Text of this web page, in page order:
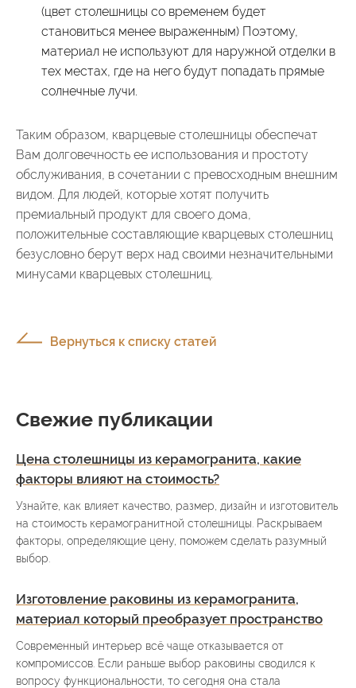
(цвет столешницы со временем будет
становиться менее выраженным) Поэтому,
материал не используют для наружной отделки в
тех местах, где на него будут попадать прямые
солнечные лучи.
Таким образом, кварцевые столешницы обеспечат
Вам долговечность ее использования и простоту
обслуживания, в сочетании с превосходным внешним
видом. Для людей, которые хотят получить
премиальный продукт для своего дома,
положительные составляющие кварцевых столешниц
безусловно берут верх над своими незначительными
минусами кварцевых столешниц.
Вернуться к списку статей
Свежие публикации
Цена столешницы из керамогранита, какие
факторы влияют на стоимость?
Узнайте, как влияет качество, размер, дизайн и изготовитель
на стоимость керамогранитной столешницы. Раскрываем
факторы, определяющие цену, поможем сделать разумный
выбор.
Изготовление раковины из керамогранита,
материал который преобразует пространство
Современный интерьер всё чаще отказывается от
компромиссов. Если раньше выбор раковины сводился к
вопросу функциональности, то сегодня она стала